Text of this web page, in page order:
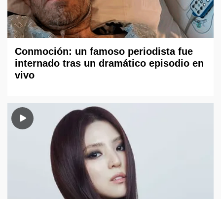
Conmoción: un famoso periodista fue
internado tras un dramático episodio en
vivo